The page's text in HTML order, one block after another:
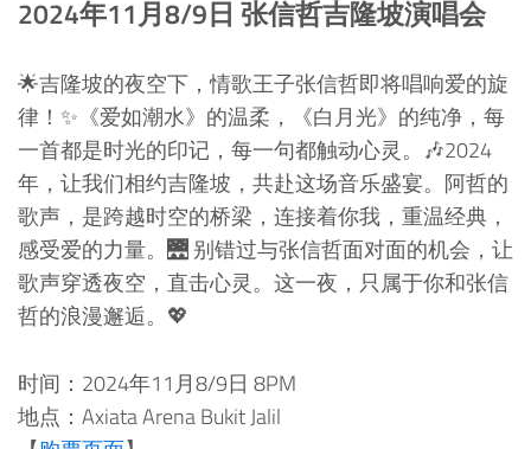
2024年11月8/9日 张信哲吉隆坡演唱会
🌟吉隆坡的夜空下，情歌王子张信哲即将唱响爱的旋
律！✨《爱如潮水》的温柔，《白月光》的纯净，每
一首都是时光的印记，每一句都触动心灵。🎶2024
年，让我们相约吉隆坡，共赴这场音乐盛宴。阿哲的
歌声，是跨越时空的桥梁，连接着你我，重温经典，
感受爱的力量。🌉 别错过与张信哲面对面的机会，让
歌声穿透夜空，直击心灵。这一夜，只属于你和张信
哲的浪漫邂逅。💖
时间：2024年11月8/9日 8PM
地点：Axiata Arena Bukit Jalil